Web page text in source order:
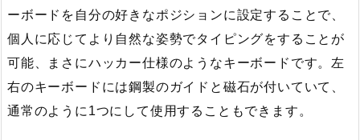
ーボードを自分の好きなポジションに設定することで、
個人に応じてより自然な姿勢でタイピングをすることが
可能、まさにハッカー仕様のようなキーボードです。左
右のキーボードには鋼製のガイドと磁石が付いていて、
通常のように1つにして使用することもできます。